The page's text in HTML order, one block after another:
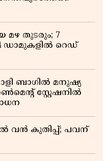
തുടരും; 7
ഡാമുകളിൽ റെഡ്
ബാഗിൽ മനുഷ്യ
സ്റ്റേഷനിൽ
വന്‍ കുതിപ്പ്; പവന്